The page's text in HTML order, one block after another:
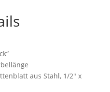
aus Stahl, 1/2″ x